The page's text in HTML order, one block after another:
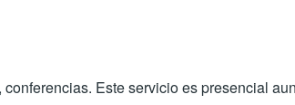
Este servicio es presencial